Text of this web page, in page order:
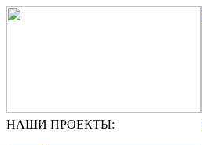
НАШИ ПРОЕКТЫ: